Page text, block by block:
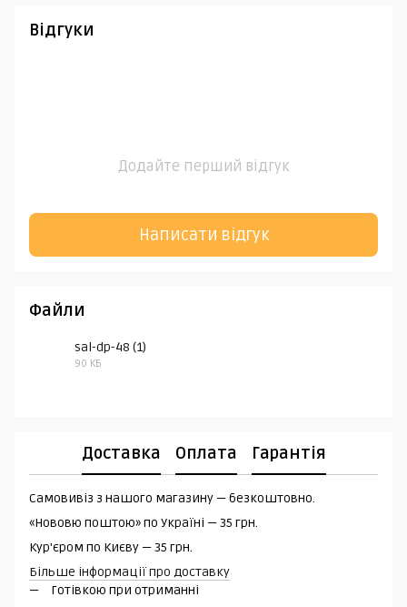
Відгуки
Додайте перший відгук
Написати відгук
Файли
sal-dp-48 (1)
90 КБ
Доставка Оплата Гарантія
Самовивіз з нашого магазину — безкоштовно.
«Нововю поштою» по Україні — 35 грн.
Кур'єром по Києву — 35 грн.
Більше інформації про доставку
Готівкою при отриманні